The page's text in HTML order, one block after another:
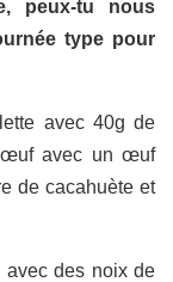
peux-tu nous
type pour
avec 40g de
avec un œuf
de cacahuète et
avec des noix de